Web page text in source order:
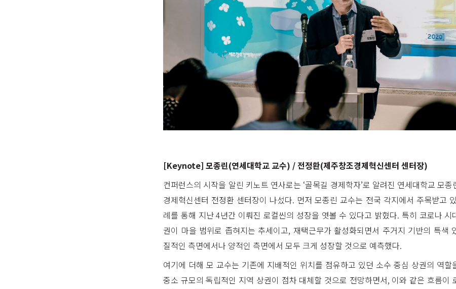
[Keynote] 모종린(연세대학교 교수) / 전정환(제주창조경제혁신센터 센터장)
컨퍼런스의 시작을 알린 키노트 연사로는 ‘골목길 경제학자’로 알려진 연세대학교 모
경제혁신센터 전정환 센터장이 나섰다. 먼저 모종린 교수는 전국 각지에서 주목받고
례를 통해 지난 4년간 이뤄진 로컬씬의 성장을 엿볼 수 있다고 밝혔다. 특히 코로나 시
권이 마을 범위로 좁혀지는 추세이고, 재택근무가 활성화되면서 주거지 기반의 특색
질적인 측면에서나 양적인 측면에서 모두 크게 성장할 것으로 예측했다.
여기에 더해 모 교수는 기존에 지배적인 위치를 점유하고 있던 소수 중심 상권의 역할
중소 규모의 독립적인 지역 상권이 점차 대체할 것으로 전망하면서, 이와 같은 흐름이